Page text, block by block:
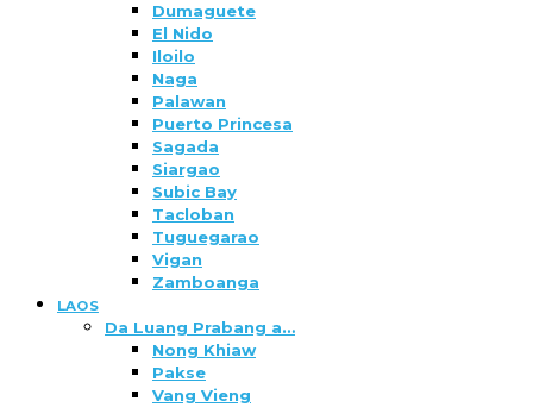
Dumaguete
El Nido
Iloilo
Naga
Palawan
Puerto Princesa
Sagada
Siargao
Subic Bay
Tacloban
Tuguegarao
Vigan
Zamboanga
LAOS
Da Luang Prabang a…
Nong Khiaw
Pakse
Vang Vieng